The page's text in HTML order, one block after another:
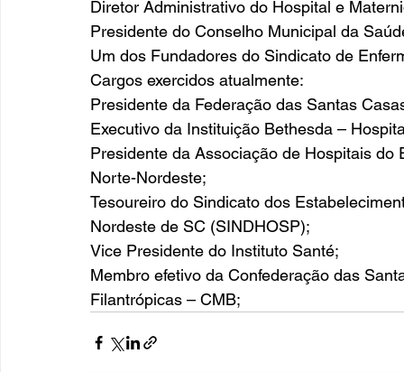
Diretor Administrativo do Hospital e
Presidente do Conselho Municipal da
Um dos Fundadores do Sindicato de
Cargos exercidos atualmente:
Presidente da Federação das Santas
Executivo da Instituição Bethesda –
Presidente da Associação de Hospitais
Norte-Nordeste;
Tesoureiro do Sindicato dos
Nordeste de SC (SINDHOSP);
Vice Presidente do Instituto Santé;
Membro efetivo da Confederação das
Filantrópicas – CMB;